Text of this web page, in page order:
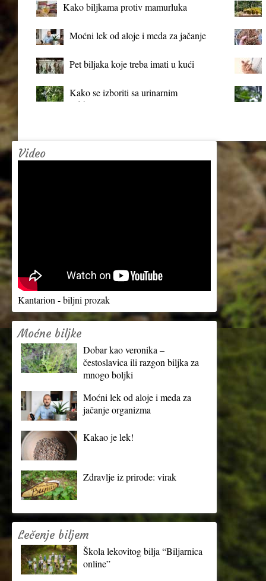
Kako biljkama protiv mamurluka
Moćni lek od aloje i meda za jačanje
Pet biljaka koje treba imati u kući
Kako se izboriti sa urinarnim
infekcijama?
Video
Kantarion - biljni prozak
Moćne biljke
Dobar kao veronika –
čestoslavica ili razgon biljka za
mnogo boljki
Moćni lek od aloje i meda za
jačanje organizma
Kakao je lek!
Zdravlje iz prirode: virak
Lečenje biljem
Škola lekovitog bilja “Biljarnica
online”